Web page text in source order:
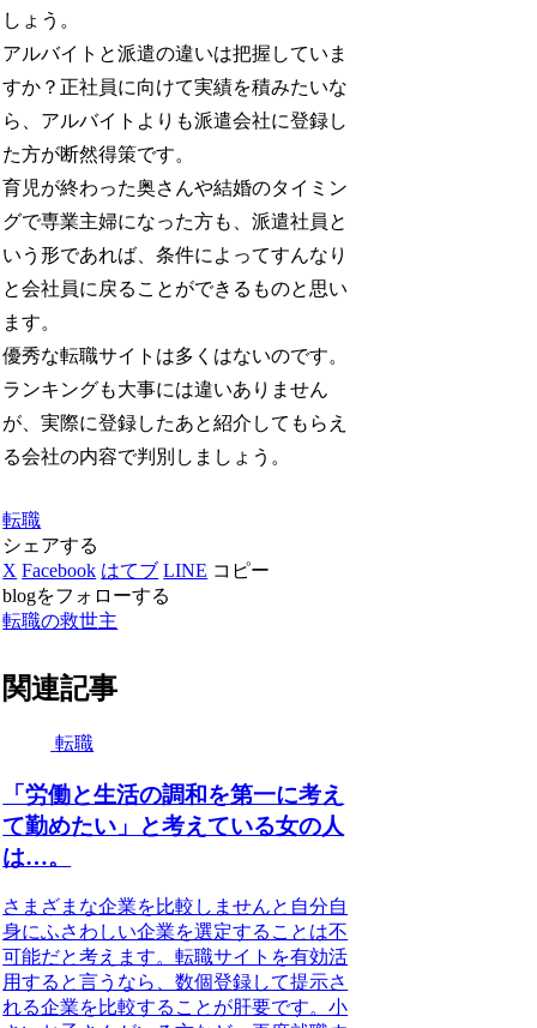
しょう。
アルバイトと派遣の違いは把握していま
すか？正社員に向けて実績を積みたいな
ら、アルバイトよりも派遣会社に登録し
た方が断然得策です。
育児が終わった奥さんや結婚のタイミン
グで専業主婦になった方も、派遣社員と
いう形であれば、条件によってすんなり
と会社員に戻ることができるものと思い
ます。
優秀な転職サイトは多くはないのです。
ランキングも大事には違いありません
が、実際に登録したあと紹介してもらえ
る会社の内容で判別しましょう。
転職
シェアする
X Facebook はてブ LINE コピー
blogをフォローする
転職の救世主
関連記事
転職
「労働と生活の調和を第一に考え
て勤めたい」と考えている女の人
は…。
さまざまな企業を比較しませんと自分自
身にふさわしい企業を選定することは不
可能だと考えます。転職サイトを有効活
用すると言うなら、数個登録して提示さ
れる企業を比較することが肝要です。小